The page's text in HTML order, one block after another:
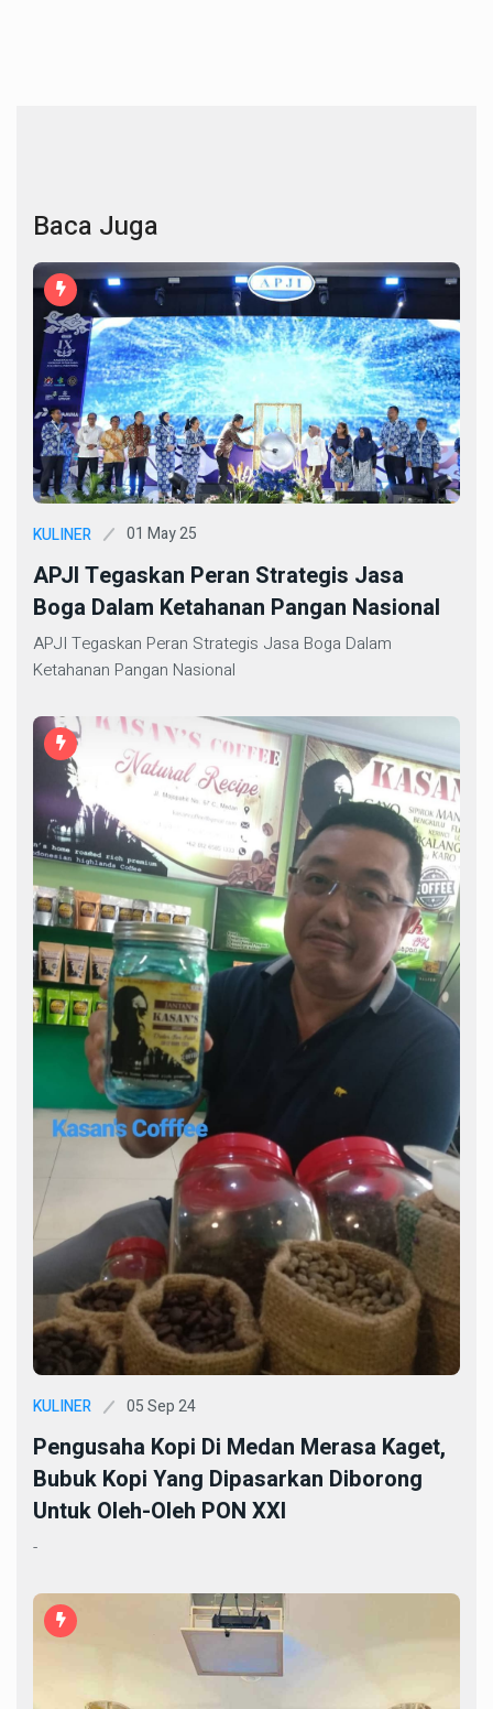
Baca Juga
KULINER 01 May 25
APJI Tegaskan Peran Strategis Jasa
Boga Dalam Ketahanan Pangan Nasional
APJI Tegaskan Peran Strategis Jasa Boga Dalam
Ketahanan Pangan Nasional
KULINER 05 Sep 24
Pengusaha Kopi Di Medan Merasa Kaget,
Bubuk Kopi Yang Dipasarkan Diborong
Untuk Oleh-Oleh PON XXI
-